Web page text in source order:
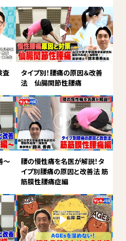
査
タイプ別！腰痛の原因＆改善
法 仙腸関節性腰痛
～
腰の慢性痛を名医が解説！タ
イプ別腰痛の原因と改善法 筋
筋膜性腰痛症編